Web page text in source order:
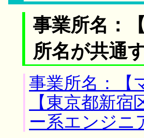
事業所名：
所名が共通
事業所名：【
【東京都新
ー系エンジニ